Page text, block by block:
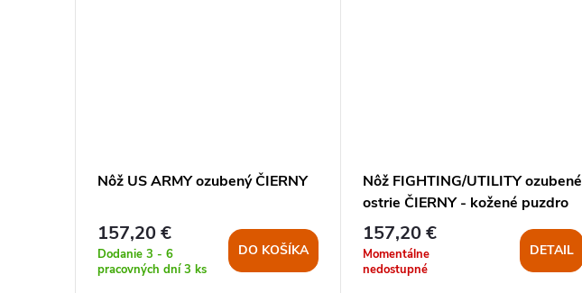
Nôž US ARMY ozubený ČIERNY
157,20 €
Dodanie 3 - 6
pracovných dní3 ks
DO KOŠÍKA
Nôž FIGHTING/UTILITY ozubené
ostrie ČIERNY - kožené puzdro
157,20 €
Momentálne
nedostupné
DETAIL